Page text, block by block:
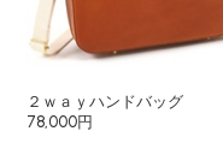
２ｗａｙハンドバッグ
78,000円